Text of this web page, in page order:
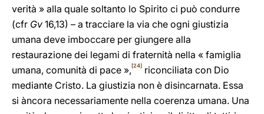
verità » alla quale soltanto lo Spirito ci può condurre
(cfr Gv 16,13) – a tracciare la via che ogni giustizia
umana deve imboccare per giungere alla
restaurazione dei legami di fraternità nella « famiglia
umana, comunità di pace »,[24] riconciliata con Dio
mediante Cristo. La giustizia non è disincarnata. Essa
si àncora necessariamente nella coerenza umana. Una